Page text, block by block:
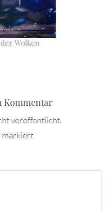
Wolken
Kommentar
veröffentlicht.
markiert